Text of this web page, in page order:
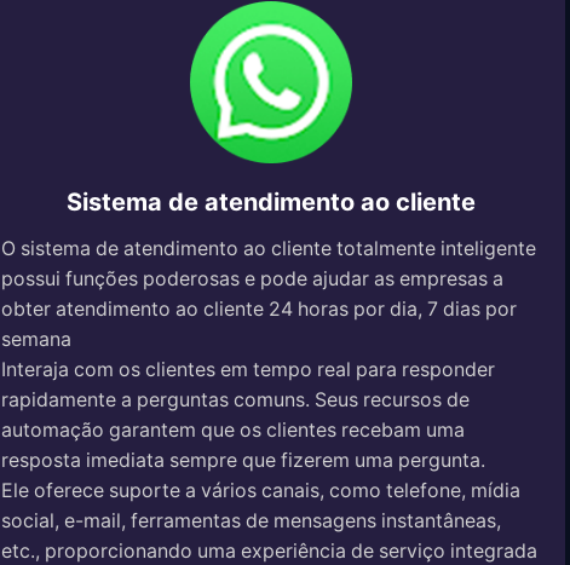
Sistema de atendimento ao cliente
O sistema de atendimento ao cliente totalmente inteligente
possui funções poderosas e pode ajudar as empresas a
obter atendimento ao cliente 24 horas por dia, 7 dias por
semana
Interaja com os clientes em tempo real para responder
rapidamente a perguntas comuns. Seus recursos de
automação garantem que os clientes recebam uma
resposta imediata sempre que fizerem uma pergunta.
Ele oferece suporte a vários canais, como telefone, mídia
social, e-mail, ferramentas de mensagens instantâneas,
etc., proporcionando uma experiência de serviço integrada